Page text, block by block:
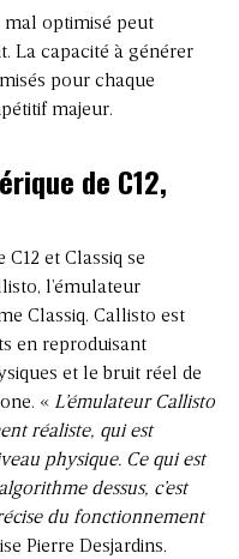
mal optimisé peut
La capacité à générer
pour chaque
majeur.
de C12,
et Classiq se
l’émulateur
Classiq. Callisto est
en reproduisant
et le bruit réel de
« L’émulateur Callisto
réaliste, qui est
physique. Ce qui est
dessus, c’est
du fonctionnement
Pierre Desjardins.